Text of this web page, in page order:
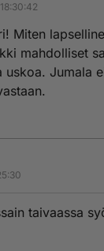
Miten
mahdolliset
uskoa. Jumala
taivaassa